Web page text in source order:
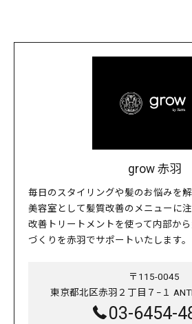
grow 赤羽
毎日のスタイリングや髪のお悩みを解
美容室として髪質改善のメニューに
改善トリートメントを使って内部か
づくりを赤羽でサポートいたします。
〒115-0045
東京都北区赤羽２丁目７−１
03-6454-